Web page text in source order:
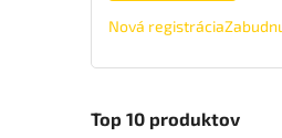
Nová registrácia
Top 10 produktov